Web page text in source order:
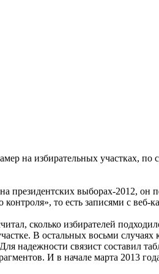
на избирательных участках, по
президентских выборах-2012, он
то есть записями с веб-
сколько избирателей
В остальных восьми случаях
надежности связист составил
И в начале марта 2013